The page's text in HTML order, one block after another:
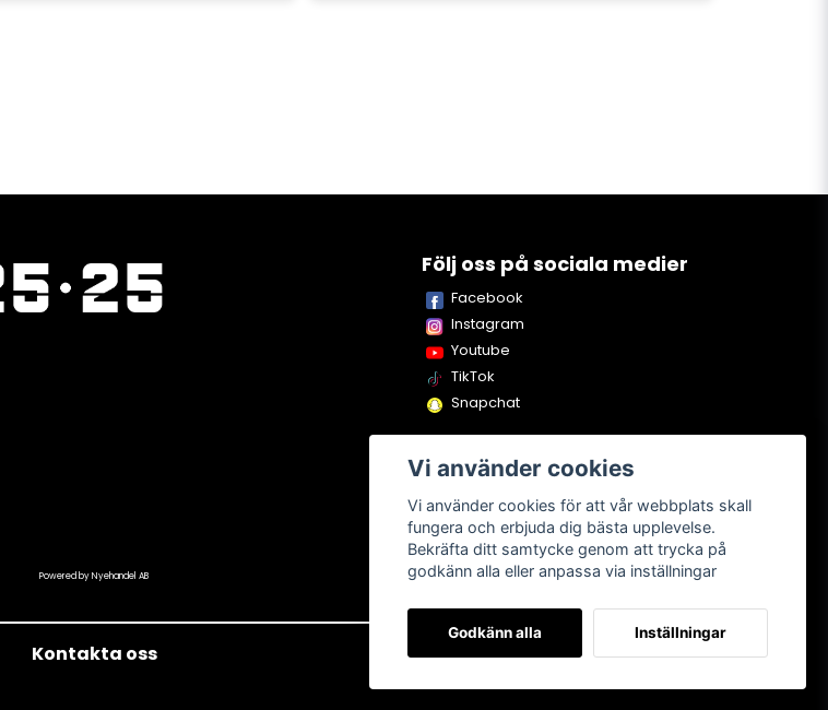
Följ oss på sociala medier
Facebook
Instagram
Youtube
TikTok
Snapchat
Powered by Nyehandel AB
Kontakta oss Om oss
Vi använder cookies
Vi använder cookies för att vår webbplats skall
fungera och erbjuda dig bästa upplevelse.
Bekräfta ditt samtycke genom att trycka på
godkänn alla eller anpassa via inställningar
Godkänn alla Inställningar